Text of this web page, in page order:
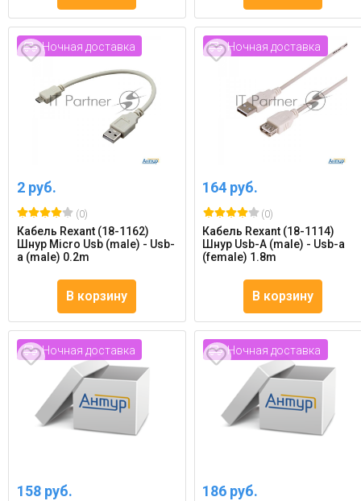
Ночная доставка
2 руб.
(0)
Кабель Rexant (18-1162)
Шнур Micro Usb (male) - Usb-
a (male) 0.2m
В корзину
Ночная доставка
164 руб.
(0)
Кабель Rexant (18-1114)
Шнур Usb-А (male) - Usb-a
(female) 1.8m
В корзину
Ночная доставка
158 руб.
Ночная доставка
186 руб.